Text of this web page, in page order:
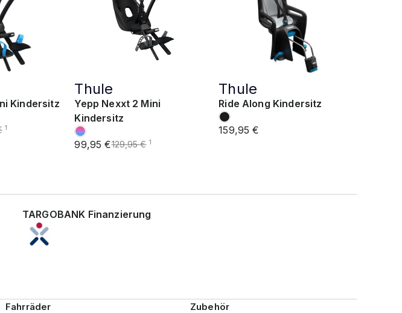
Kindersitz
1
Thule
Yepp Nexxt 2 Mini
Kindersitz
99,95 €129,95 € 1
Thule
Ride Along Kindersitz
159,95 €
TARGOBANK Finanzierung
Fahrräder
Zubehör